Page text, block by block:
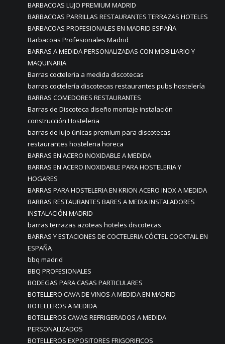
BARBACOAS LUJO PREMIUM MADRID
BARBACOAS PARRILLAS RESTAURANTES TERRAZAS HOTELES
BARBACOAS PROFESIONALES EN MADRID ESPAÑA
Barbacoas Profesionales Madrid
BARRAS A MEDIDA PERSONALIZADAS CON MOBILIARIO Y
MAQUINARIA
Barras cocteleria a medida discotecas
barras coctelería discotecas restaurantes pubs hostelería
BARRAS COMEDORES RESTAURANTES
Barras de Discoteca diseño montaje instalación
construcción Hosteleria
barras de lujo únicas premium para discotecas
restaurantes hosteleria horeca
BARRAS EN ACERO INOXIDABLE A MEDIDA
BARRAS EN ACERO INOXIDABLE PARA HOSTELERIA Y
HOGARES
BARRAS PARA HOSTELERIA EN KRION ACERO INOX A MEDIDA
BARRAS RESTAURANTES BARES A MEDIA INSTALADORES
INSTALACIÓN MADRID
barras terrazas azoteas hoteles discotecas
BARRAS Y ESTACIONES DE COCTELERIA CÓCTEL COCKTAIL EN
ESPAÑA
bbq madrid
BBQ PROFESIONALES
BODEGAS PARA CASAS PARTICULARES
BOTELLERO CAVA DE VINOS A MEDIDA EN MADRID
BOTELLEROS A MEDIDA
BOTELLEROS CAVAS REFRIGERADOS A MEDIDA
PERSONALIZADOS
BOTELLEROS EXPOSITORES FRIGORIFICOS